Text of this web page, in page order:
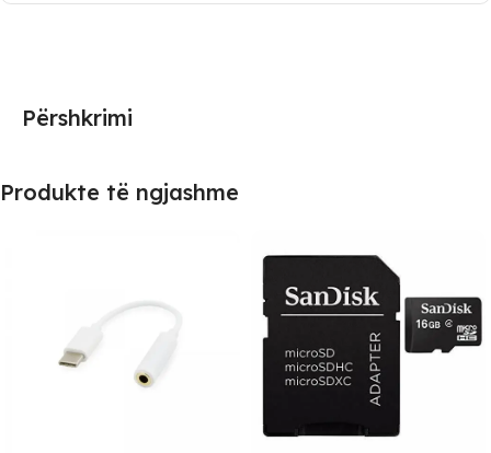
Përshkrimi
Produkte të ngjashme